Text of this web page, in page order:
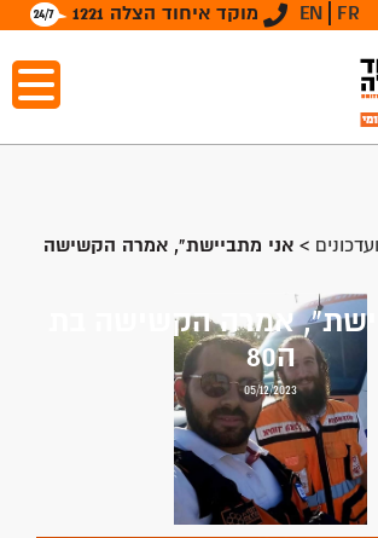
מוקד איחוד הצלה 1221 EN FR
> אני מתביישת", אמרה הקשישה
אמרה הקשישה בת
ה80
05/12/2023